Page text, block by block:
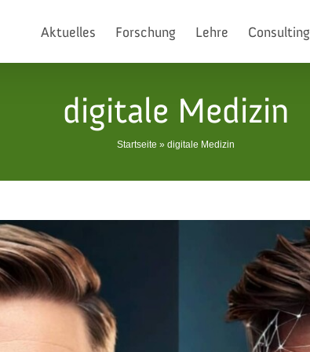
Aktuelles Forschung Lehre Consulting
digitale Medizin
Startseite » digitale Medizin